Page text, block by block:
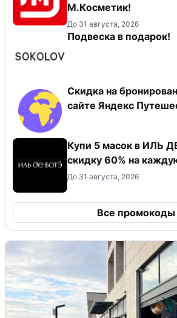
М.Косметик!
До 31 августа, 2026
Подвеска в подарок!
Скидка на
сайте Яндекс
Купи 5 масок в ИЛЬ
скидку 60% на
До 31 августа, 2026
Все промокоды